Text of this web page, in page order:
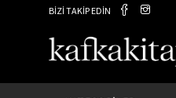
BİZİ TAKİP EDİN